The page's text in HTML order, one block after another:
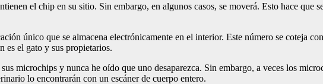
el chip en su sitio. Sin embargo, en algunos casos, se moverá. Esto hace
único que se almacena electrónicamente en el interior. Este número se coteja
es el gato y sus propietarios.
microchips y nunca he oído que uno desaparezca. Sin embargo, a veces los
lo encontrarán con un escáner de cuerpo entero.